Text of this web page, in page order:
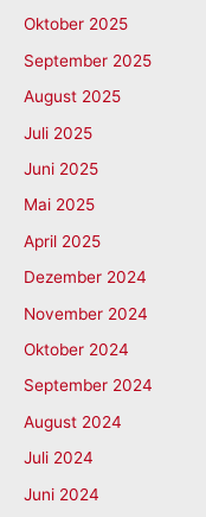
Oktober 2025
September 2025
August 2025
Juli 2025
Juni 2025
Mai 2025
April 2025
Dezember 2024
November 2024
Oktober 2024
September 2024
August 2024
Juli 2024
Juni 2024